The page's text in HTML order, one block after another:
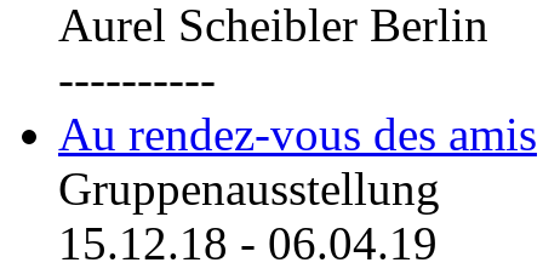
Aurel Scheibler Berlin
----------
Au rendez-vous des amis
Gruppenausstellung
15.12.18 - 06.04.19